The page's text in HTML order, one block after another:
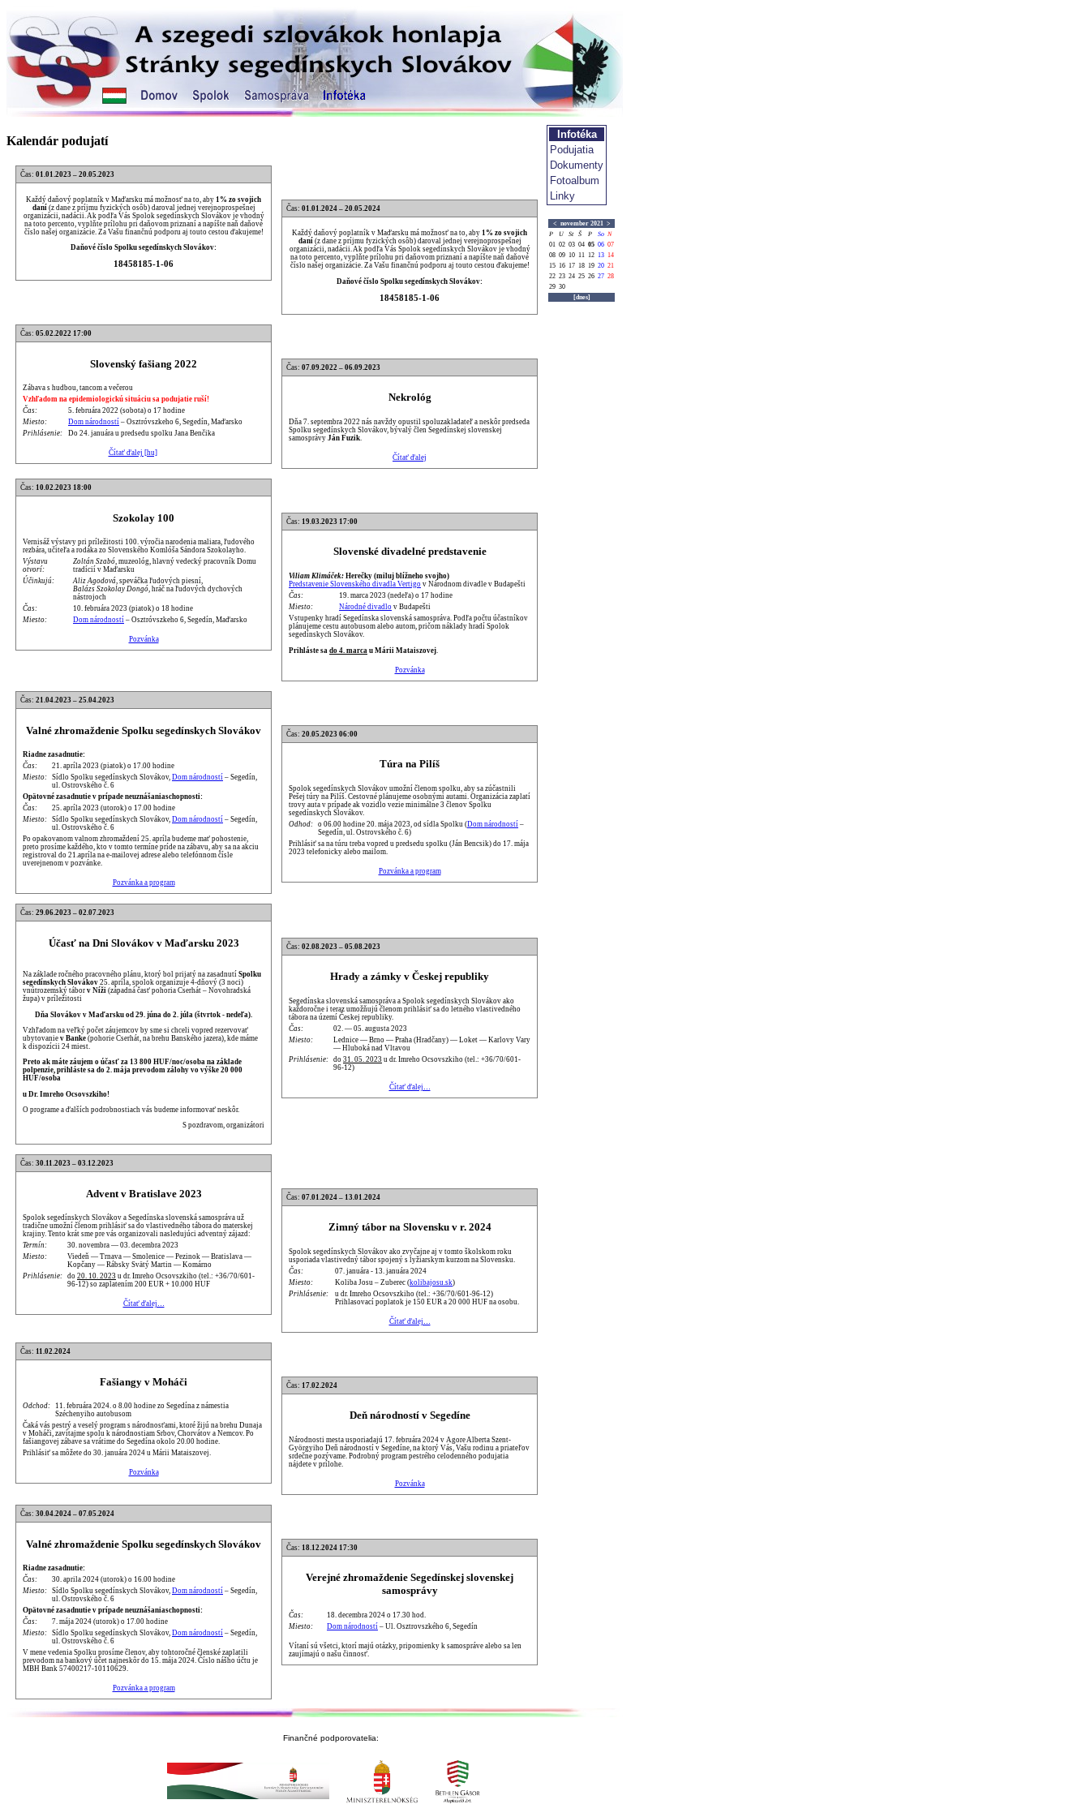
Kalendár podujatí
Čas: 01.01.2023 – 20.05.2023
Každý daňový poplatník v Maďarsku má možnosť na to, aby 1% zo svojich
daní (z dane z príjmu fyzických osôb) daroval jednej verejnoprospešnej
organizácii, nadácii. Ak podľa Vás Spolok segedínskych Slovákov je vhodný
na toto percento, vyplňte prílohu pri daňovom priznaní a napíšte naň daňové
číslo našej organizácie. Za Vašu finančnú podporu aj touto cestou ďakujeme!
Daňové číslo Spolku segedínskych Slovákov:
18458185-1-06
Čas: 01.01.2024 – 20.05.2024
Každý daňový poplatník v Maďarsku má možnosť na to, aby 1% zo svojich
daní(z dane z príjmu fyzických osôb) daroval jednej verejnoprospešnej
organizácii, nadácii. Ak podľa Vás Spolok segedínskych Slovákov je vhodný
na toto percento, vyplňte prílohu pri daňovom priznaní a napíšte naň daňové
číslo našej organizácie. Za Vašu finančnú podporu aj touto cestou ďakujeme!
Daňové číslo Spolku segedínskych Slovákov:
18458185-1-06
Čas: 05.02.2022 17:00
Slovenský fašiang 2022
Zábava s hudbou, tancom a večerou
Vzhľadom na epidemiologickú situáciu sa podujatie ruší!
Čas:
5. februára 2022 (sobota) o 17 hodine
Miesto:
Dom národností – Osztróvszkeho 6, Segedín, Maďarsko
Prihlásenie:
Do 24. januára u predsedu spolku Jana Benčika
Čítať ďalej [hu]
Čas: 07.09.2022 – 06.09.2023
Nekrológ
Dňa 7. septembra 2022 nás navždy opustil spoluzakladateľ a neskôr predseda
Spolku segedínskych Slovákov, bývalý člen Segedínskej slovenskej
samosprávy Ján Fuzik
Čítať ďalej
Čas: 10.02.2023 18:00
Szokolay 100
Vernisáž výstavy pri príležitosti 100. výročia narodenia maliara, ľudového
rezbára, učiteľa a rodáka zo Slovenského Komlóša Sándora Szokolayho.
Výstavu
otvorí:
Zoltán Szabó, muzeológ, hlavný vedecký pracovník Domu
tradícií v Maďarsku
Účinkujú:
Aliz Agodová, speváčka ľudových piesní,
Balázs Szokolay Dongó, hráč na ľudových dychových
nástrojoch
Čas:
10. februára 2023 (piatok) o 18 hodine
Miesto:
Dom národností – Osztróvszkeho 6, Segedín, Maďarsko
Pozvánka
Čas: 19.03.2023 17:00
Slovenské divadelné predstavenie
Viliam Klimáček: Herečky (miluj blížneho svojho)
Predstavenie Slovenského divadla Vertigo v Národnom divadle v Budapešti
Čas:
19. marca 2023 (nedeľa) o 17 hodine
Miesto:
Národné divadlo v Budapešti
Vstupenky hradí Segedínska slovenská samospráva. Podľa počtu účastníkov
plánujeme cestu autobusom alebo autom, pričom náklady hradí Spolok
segedínskych Slovákov.
Prihláste sa do 4. marca u Márii Mataiszovej
Pozvánka
Čas: 21.04.2023 – 25.04.2023
Valné zhromaždenie Spolku segedínskych Slovákov
Riadne zasadnutie:
Čas:
21. apríla 2023 (piatok) o 17.00 hodine
Miesto: Sídlo Spolku segedínskych Slovákov, Dom národností – Segedín,
ul. Ostrovského č. 6
Opätovné zasadnutie v prípade neuznášaniaschopnosti:
Čas:
25. apríla 2023 (utorok) o 17.00 hodine
Miesto: Sídlo Spolku segedínskych Slovákov, Dom národností – Segedín,
ul. Ostrovského č. 6
Po opakovanom valnom zhromaždení 25. apríla budeme mať pohostenie,
preto prosíme každého, kto v tomto termíne príde na zábavu, aby sa na akciu
registroval do 21.apríla na e-mailovej adrese alebo telefónnom čísle
uverejnenom v pozvánke.
Pozvánka a program
Čas: 20.05.2023 06:00
Túra na Pilíš
Spolok segedínskych Slovákov umožní členom spolku, aby sa zúčastnili
Pešej túry na Pilíš. Cestovné plánujeme osobnými autami. Organizácia zaplatí
trovy auta v prípade ak vozidlo vezie minimálne 3 členov Spolku
segedínskych Slovákov.
Odhod: o 06.00 hodine 20. mája 2023, od sídla Spolku (Dom národností –
Segedín, ul. Ostrovského č. 6)
Prihlásiť sa na túru treba vopred u predsedu spolku (Ján Bencsik) do 17. mája
2023 telefonicky alebo mailom.
Pozvánka a program
Čas: 29.06.2023 – 02.07.2023
Účasť na Dni Slovákov v Maďarsku 2023
Na základe ročného pracovného plánu, ktorý bol prijatý na zasadnutí Spolku
segedínskych Slovákov 25. apríla, spolok organizuje 4-dňový (3 noci)
vnútrozemský tábor v Níži (západná časť pohoria Cserhát – Novohradská
župa) v príležitosti
Dňa Slovákov v Maďarsku od 29. júna do 2. júla (štvrtok - nedeľa).
Vzhľadom na veľký počet záujemcov by sme si chceli vopred rezervovať
ubytovanie v Banke (pohorie Cserhát, na brehu Banského jazera), kde máme
k dispozícii 24 miest.
Preto ak máte záujem o účasť za 13 800 HUF/noc/osoba na základe
polpenzie, prihláste sa do 2. mája prevodom zálohy vo výške 20 000
HUF/osoba
u Dr. Imreho Ocsovszkiho!
O programe a ďalších podrobnostiach vás budeme informovať neskôr.
S pozdravom, organizátori
Čas: 02.08.2023 – 05.08.2023
Hrady a zámky v Českej republiky
Segedínska slovenská samospráva a Spolok segedínskych Slovákov ako
každoročne i teraz umožňujú členom prihlásiť sa do letného vlastivedného
tábora na území Českej republiky.
Čas:
02. — 05. augusta 2023
Miesto:
Lednice — Brno — Praha (Hradčany) — Loket — Karlovy Vary
— Hluboká nad Vltavou
Prihlásenie: do 31. 05. 2023 u dr. Imreho Ocsovszkiho (tel.: +36/70/601-
96-12)
Čítať ďalej…
Čas: 30.11.2023 – 03.12.2023
Advent v Bratislave 2023
Spolok segedínskych Slovákov a Segedínska slovenská samospráva už
tradične umožní členom prihlásiť sa do vlastivedného tábora do materskej
krajiny. Tento krát sme pre vás organizovali nasledujúci adventný zájazd:
Termín:
30. novembra — 03. decembra 2023
Miesto:
Viedeň — Trnava — Smolenice — Pezinok — Bratislava —
Kopčany — Rábsky Svätý Martin — Komárno
Prihlásenie: do 20. 10. 2023 u dr. Imreho Ocsovszkiho (tel.: +36/70/601-
96-12) so zaplatením 200 EUR + 10.000 HUF
Čítať ďalej…
Čas: 07.01.2024 – 13.01.2024
Zimný tábor na Slovensku v r. 2024
Spolok segedínskych Slovákov ako zvyčajne aj v tomto školskom roku
usporiada vlastivedný tábor spojený s lyžiarskym kurzom na Slovensku.
Čas:
07. januára - 13. januára 2024
Miesto:
Koliba Josu – Zuberec (kolibajosu.sk)
Prihlásenie:
u dr. Imreho Ocsovszkiho (tel.: +36/70/601-96-12)
Prihlasovací poplatok je 150 EUR a 20 000 HUF na osobu.
Čítať ďalej…
Čas: 11.02.2024
Fašiangy v Moháči
Odchod:
11. februára 2024. o 8.00 hodine zo Segedína z námestia
Széchenyiho autobusom
Čaká vás pestrý a veselý program s národnosťami, ktoré žijú na brehu Dunaja
v Moháči, zavítajme spolu k národnostiam Srbov, Chorvátov a Nemcov. Po
fašiangovej zábave sa vrátime do Segedína okolo 20.00 hodine.
Prihlásiť sa môžete do 30. januára 2024 u Márii Mataiszovej.
Pozvánka
Čas: 17.02.2024
Deň národností v Segedíne
Národnosti mesta usporiadajú 17. februára 2024 v Agore Alberta Szent-
Györgyiho Deň národností v Segedíne, na ktorý Vás, Vašu rodinu a priateľov
srdečne pozývame. Podrobný program pestrého celodenného podujatia
nájdete v prílohe.
Pozvánka
Čas: 30.04.2024 – 07.05.2024
Valné zhromaždenie Spolku segedínskych Slovákov
Riadne zasadnutie:
Čas:
30. aprila 2024 (utorok) o 16.00 hodine
Miesto: Sídlo Spolku segedínskych Slovákov, Dom národností – Segedín,
ul. Ostrovského č. 6
Opätovné zasadnutie v prípade neuznášaniaschopnosti:
Čas:
7. mája 2024 (utorok) o 17.00 hodine
Miesto: Sídlo Spolku segedínskych Slovákov, Dom národností – Segedín,
ul. Ostrovského č. 6
V mene vedenia Spolku prosíme členov, aby tohtoročné členské zaplatili
prevodom na bankový účet najneskôr do 15. mája 2024. Číslo nášho účtu je
MBH Bank 57400217-10110629.
Pozvánka a program
Čas: 18.12.2024 17:30
Verejné zhromaždenie Segedínskej slovenskej
samosprávy
Čas:
18. decembra 2024 o 17.30 hod.
Miesto:
Dom národností – Ul. Osztrovszkého 6, Segedín
Vítaní sú všetci, ktorí majú otázky, pripomienky k samospráve alebo sa len
zaujímajú o našu činnosť.
Infotéka
Podujatia
Dokumenty
Fotoalbum
Linky
< november 2021 >
P
U St Š P So N
01 02 03 04 05 06 07
08 09 10 11 12 13 14
15 16 17 18 19 20 21
22 23 24 25 26 27 28
29 30
[dnes]
Finančné podporovatelia: